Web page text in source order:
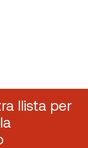
llista per